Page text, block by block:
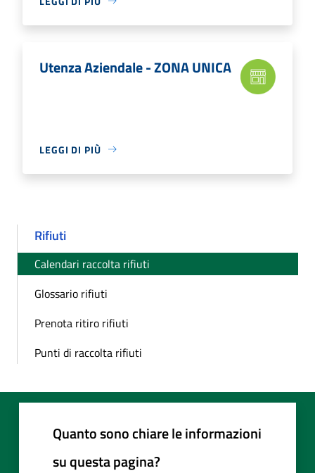
Utenza Aziendale - ZONA UNICA
LEGGI DI PIÙ
Rifiuti
Calendari raccolta rifiuti
Glossario rifiuti
Prenota ritiro rifiuti
Punti di raccolta rifiuti
Quanto sono chiare le informazioni
su questa pagina?